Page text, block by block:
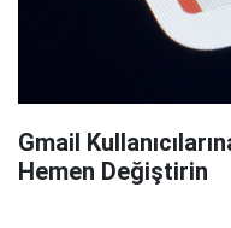
Gmail
Hemen Değiştirin